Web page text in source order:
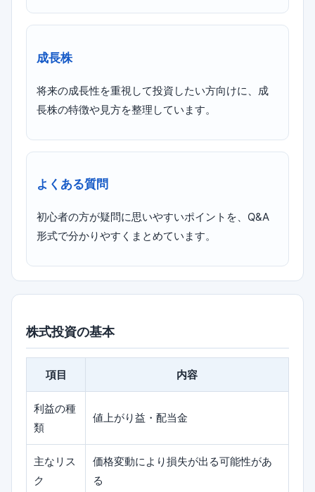
成長株
将来の成長性を重視して投資したい方向けに、成
長株の特徴や見方を整理しています。
よくある質問
初心者の方が疑問に思いやすいポイントを、Q&A
形式で分かりやすくまとめています。
株式投資の基本
項目 内容
利益の種
類
値上がり益・配当金
主なリス
ク
価格変動により損失が出る可能性があ
る